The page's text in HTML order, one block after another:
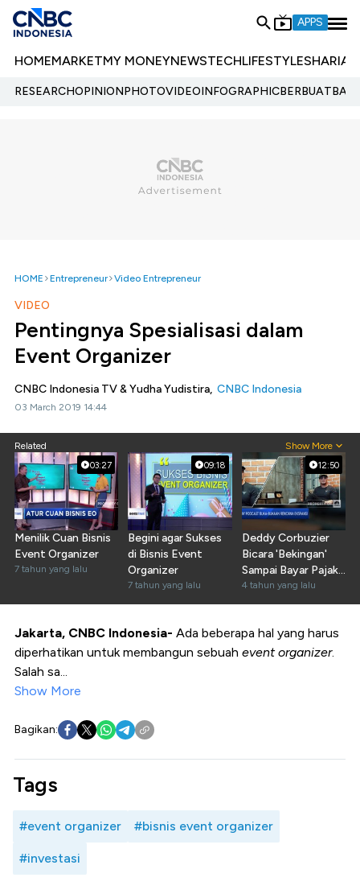
APPS
HOMEMARKETMY MONEYNEWSTECHLIFESTYLESHARIA
RESEARCHOPINIONPHOTOVIDEOINFOGRAPHIC
HOME Entrepreneur Video Entrepreneur
VIDEO
Pentingnya Spesialisasi dalam
Event Organizer
CNBC Indonesia TV & Yudha Yudistira, CNBC Indonesia
03 March 2019 14:44
Related Show More
03:27
Menilik Cuan Bisnis
Event Organizer
7 tahun yang lalu
09:18
Begini agar Sukses
di Bisnis Event
Organizer
7 tahun yang lalu
12:50
Deddy Corbuzier
Bicara 'Bekingan'
Sampai Bayar Pajak
Rp 8 M
4 tahun yang lalu
Jakarta, CNBC Indonesia- Ada beberapa hal yang harus
diperhatikan untuk membangun sebuah event organizer.
Salah sa...
Show More
Bagikan:
Tags
#event organizer #bisnis event organizer
#investasi